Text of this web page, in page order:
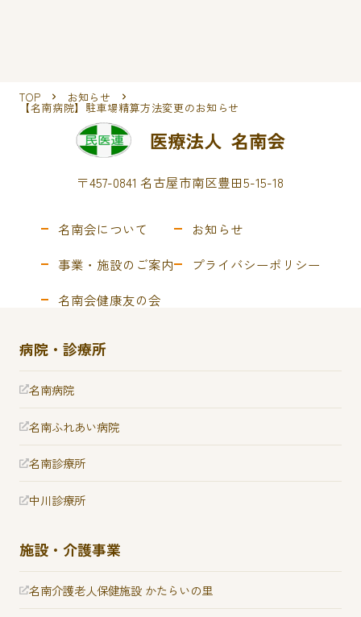
TOP お知らせ
【名南病院】駐車場精算方法変更のお知らせ
〒457-0841 名古屋市南区豊田5-15-18
名南会について
事業・施設のご案内
名南会健康友の会
お知らせ
プライバシーポリシー
病院・診療所
名南病院
名南ふれあい病院
名南診療所
中川診療所
施設・介護事業
名南介護老人保健施設 かたらいの里